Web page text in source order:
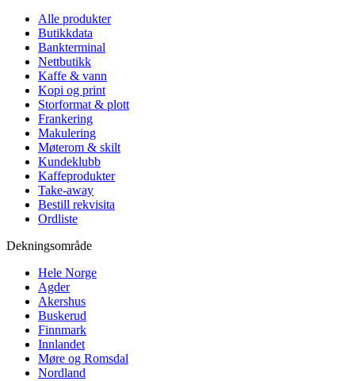
Alle produkter
Butikkdata
Bankterminal
Nettbutikk
Kaffe & vann
Kopi og print
Storformat & plott
Frankering
Makulering
Møterom & skilt
Kundeklubb
Kaffeprodukter
Take-away
Bestill rekvisita
Ordliste
Dekningsområde
Hele Norge
Agder
Akershus
Buskerud
Finnmark
Innlandet
Møre og Romsdal
Nordland